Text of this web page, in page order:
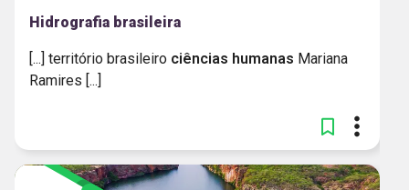
Hidrografia brasileira
[...] território brasileiro ciências humanas Mariana
Ramires [...]